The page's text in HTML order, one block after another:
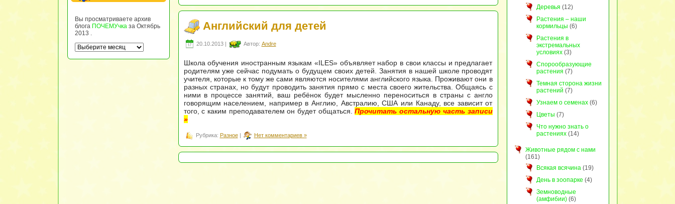
Вы просматриваете архив
блога ПОЧЕМУчказа Октябрь
2013 .
Английский для детей
20.10.2013 | Автор: Andre
Школа обучения иностранным языкам «ILES» объявляет набор в свои классы и предлагает
родителям уже сейчас подумать о будущем своих детей. Занятия в нашей школе проводят
учителя, которые к тому же сами являются носителями английского языка. Проживают они в
разных странах, но будут проводить занятия прямо с места своего жительства. Общаясь с
ними в процессе занятий, ваш ребёнок будет мысленно переноситься в страны с англо
говорящим населением, например в Англию, Австралию, США или Канаду, все зависит от
того, с каким преподавателем он будет общаться.Прочитать остальную часть записи
»
Рубрика: Разное| Нет комментариев »
Деревья (12)
Растения – наши
кормильцы (6)
Растения в
экстремальных
условиях(3)
Спорообразующие
растения (7)
Темная сторона жизни
растений (7)
Узнаем о семенах(6)
Цветы (7)
Что нужно знать о
растениях(14)
Животные рядом с нами
(161)
Всякая всячина(19)
День в зоопарке (4)
Земноводные
(амфибии)(6)